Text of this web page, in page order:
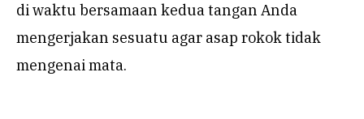
di waktu bersamaan kedua tangan Anda
mengerjakan sesuatu agar asap rokok tidak
mengenai mata.